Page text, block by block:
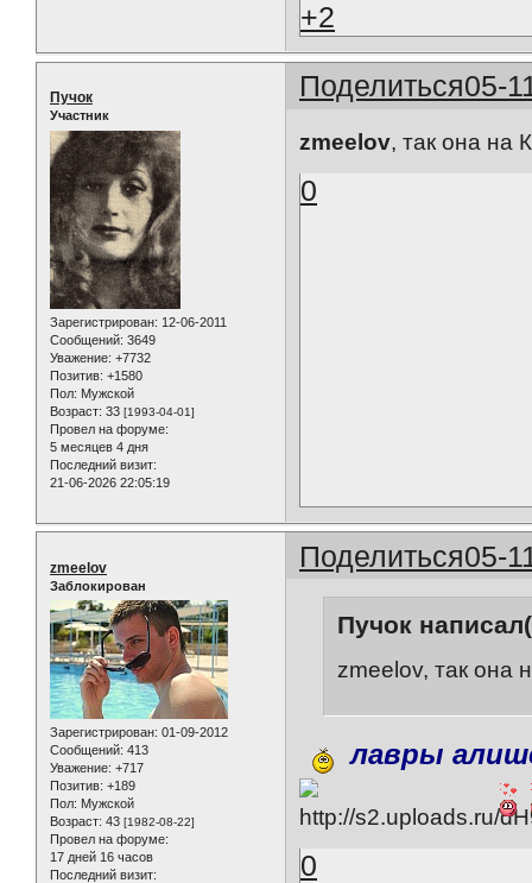
+2
Поделиться05-
Пучок
Участник
Зарегистрирован: 12-06-2011
Сообщений: 3649
Уважение: +7732
Позитив: +1580
Пол: Мужской
Возраст: 33 [1993-04-01]
Провел на форуме:
5 месяцев 4 дня
Последний визит:
21-06-2026 22:05:19
zmeelov, так она на
0
Поделиться05-
zmeelov
Заблокирован
Зарегистрирован: 01-09-2012
Сообщений: 413
Уважение: +717
Позитив: +189
Пол: Мужской
Возраст: 43 [1982-08-22]
Провел на форуме:
17 дней 16 часов
Последний визит:
Пучок
zmeelov, так она
лавры
0